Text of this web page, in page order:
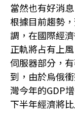
當然也有好消
根據目前趨勢
調，在國際經
正軌將占有上
伺服器部分，
到，由於烏俄
灣今年的GDP
下半年經濟將